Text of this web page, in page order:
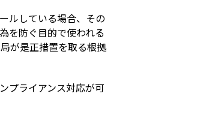
ルしている場合、その
を防ぐ目的で使われる
が是正措置を取る根拠
プライアンス対応が可